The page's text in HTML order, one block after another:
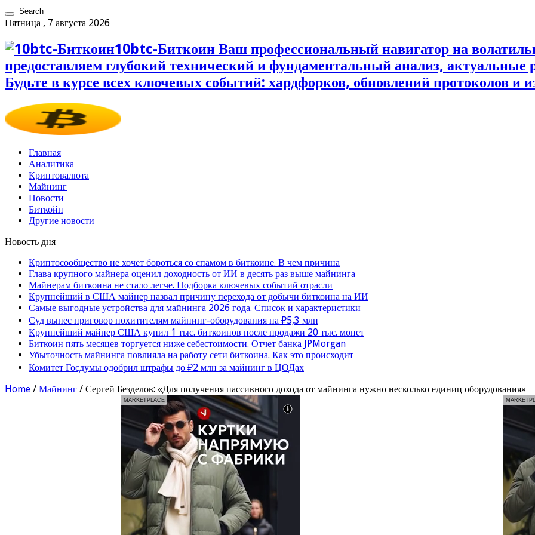
Пятница , 7 августа 2026
10btc-Биткоин Ваш профессиональный навигатор на
предоставляем глубокий технический и фундаментальный анализ,
Будьте в курсе всех ключевых событий: хардфорков, обновлений протоколов и
Главная
Аналитика
Криптовалюта
Майнинг
Новости
Биткойн
Другие новости
Новость дня
Криптосообщество не хочет бороться со спамом в биткоине. В чем причина
Глава крупного майнера оценил доходность от ИИ в десять раз выше майнинга
Майнерам биткоина не стало легче. Подборка ключевых событий отрасли
Крупнейший в США майнер назвал причину перехода от добычи биткоина на ИИ
Самые выгодные устройства для майнинга 2026 года. Список и характеристики
Суд вынес приговор похитителям майнинг-оборудования на ₽5,3 млн
Крупнейший майнер США купил 1 тыс. биткоинов после продажи 20 тыс. монет
Биткоин пять месяцев торгуется ниже себестоимости. Отчет банка JPMorgan
Убыточность майнинга повлияла на работу сети биткоина. Как это происходит
Комитет Госдумы одобрил штрафы до ₽2 млн за майнинг в ЦОДах
Home / Майнинг / Сергей Безделов: «Для получения пассивного дохода от майнинга нужно несколько единиц оборудования»
MARKETPLACE